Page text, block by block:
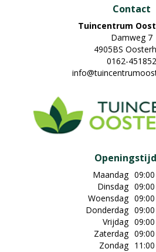
Contact
Tuincentrum
Damweg 7
4905BS
0162-451852
Maandag
Dinsdag
Woensdag
Donderdag
Vrijdag
Zaterdag
Zondag